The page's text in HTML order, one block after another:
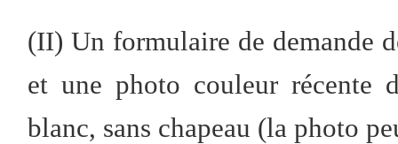
(II) Un formulaire de demande
et une photo couleur récente
blanc, sans chapeau (la photo